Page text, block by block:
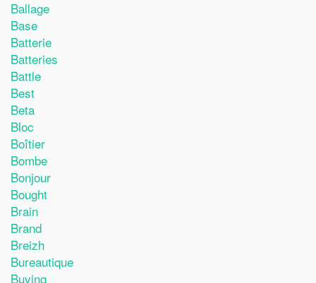
Ballage
Base
Batterie
Batteries
Battle
Best
Beta
Bloc
Boîtier
Bombe
Bonjour
Bought
Brain
Brand
Breizh
Bureautique
Buying